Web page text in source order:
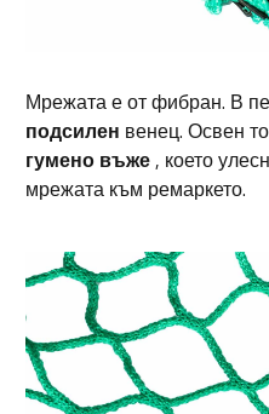
Мрежата е от фибран. В
подсилен венец. Освен
гумено въже, което
мрежата към ремаркето.